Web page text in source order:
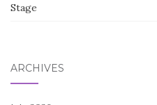
Stage
ARCHIVES